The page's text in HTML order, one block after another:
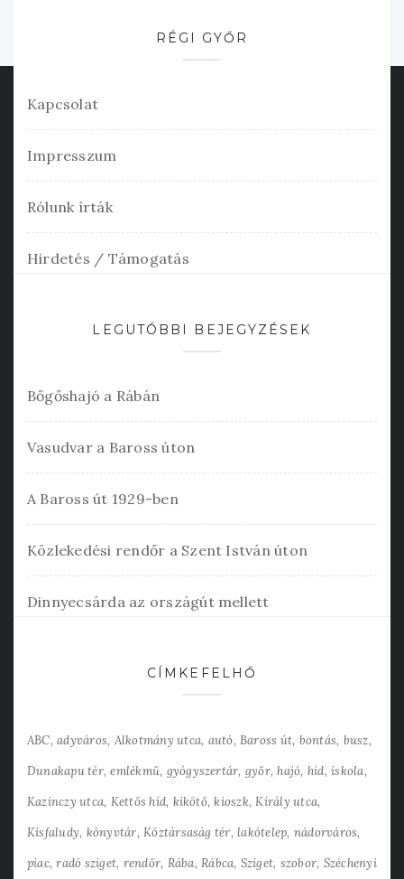
RÉGI GYŐR
Kapcsolat
Impresszum
Rólunk írták
Hirdetés / Támogatás
LEGUTÓBBI BEJEGYZÉSEK
Bőgőshajó a Rábán
Vasudvar a Baross úton
A Baross út 1929-ben
Közlekedési rendőr a Szent István úton
Dinnyecsárda az országút mellett
CÍMKEFELHŐ
ABC adyváros Alkotmány utca autó Baross út bontás busz
Dunakapu tér emlékmű gyógyszertár győr hajó híd iskola
Kazinczy utca Kettős híd kikötő kioszk Király utca
Kisfaludy könyvtár Köztársaság tér lakótelep nádorváros
piac radó sziget rendőr Rába Rábca Sziget szobor Széchenyi